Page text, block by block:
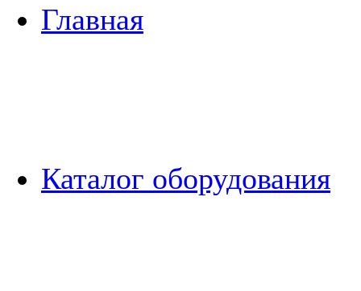
Главная
Каталог оборудования